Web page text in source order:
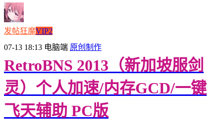
发帖狂魔VIP2
07-13 18:13 电脑端 原创制作
RetroBNS 2013（新加坡服剑
灵）个人加速/内存GCD/一键
飞天辅助 PC版